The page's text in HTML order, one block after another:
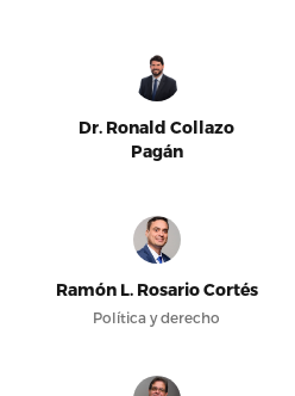
Dr. Ronald Collazo
Pagán
Ramón L. Rosario Cortés
Política y derecho